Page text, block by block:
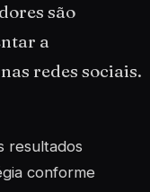
são
a
redes sociais.
resultados
conforme